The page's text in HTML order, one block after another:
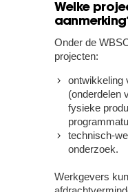
Welke
Onder de
projecten:
ontwikkeling
(onderdelen
fysieke
technisch-
onderzoek.
Werkgevers